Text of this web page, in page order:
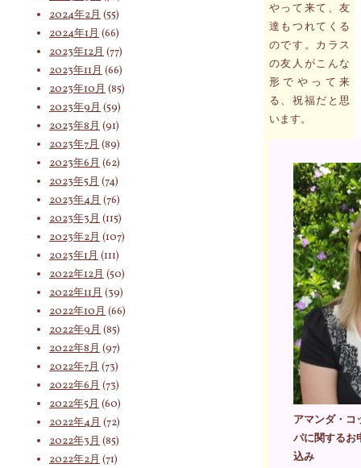
やって来て、友
達もつれてくる
のです。カラス
の友人がこんな
形でやって来
る、祝福だと思
います。
アマンダ・コ
パに関するお
込み
2024年2月 (55)
2024年1月 (66)
2023年12月 (77)
2023年11月 (66)
2023年10月 (85)
2023年9月 (59)
2023年8月 (91)
2023年7月 (89)
2023年6月 (62)
2023年5月 (74)
2023年4月 (76)
2023年3月 (115)
2023年2月 (107)
2023年1月 (111)
2022年12月 (50)
2022年11月 (39)
2022年10月 (66)
2022年9月 (85)
2022年8月 (97)
2022年7月 (73)
2022年6月 (73)
2022年5月 (60)
2022年4月 (72)
2022年3月 (85)
2022年2月 (71)